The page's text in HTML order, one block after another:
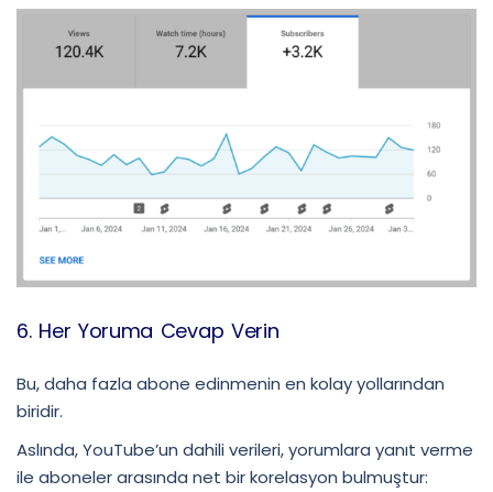
6. Her Yoruma Cevap Verin
Bu, daha fazla abone edinmenin en kolay yollarından
biridir.
Aslında, YouTube’un dahili verileri, yorumlara yanıt verme
ile aboneler arasında net bir korelasyon bulmuştur: